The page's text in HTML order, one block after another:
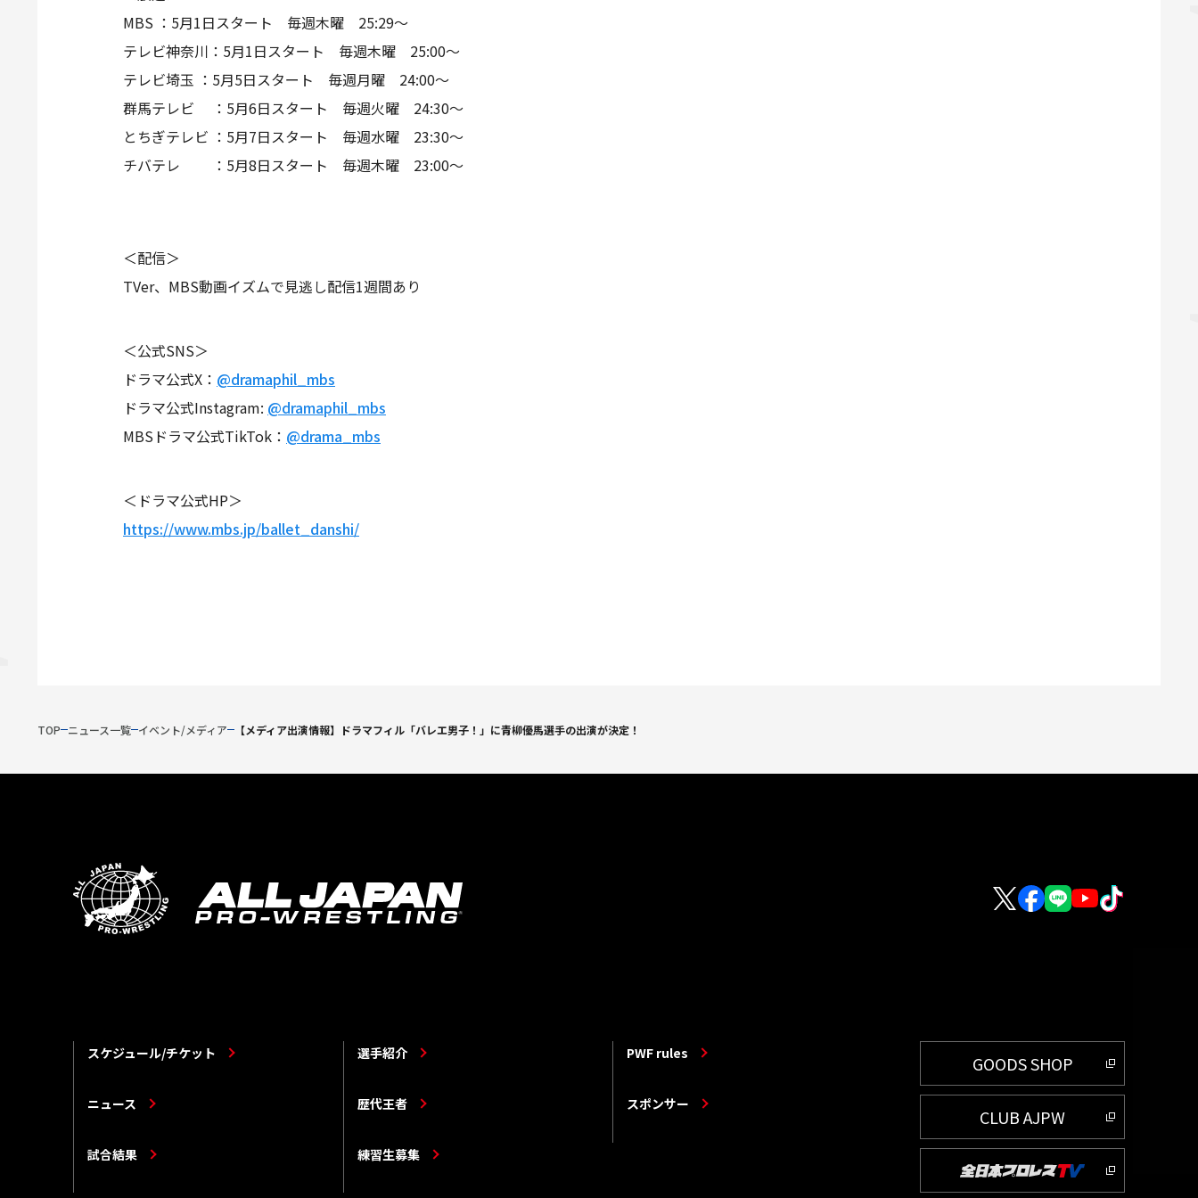
MBS ：5月1日スタート 毎週木曜 25:29～
テレビ神奈川：5月1日スタート 毎週木曜 25:00〜
テレビ埼⽟ ：5月5日スタート 毎週月曜 24:00～
群⾺テレビ ：5月6日スタート 毎週火曜 24:30～
とちぎテレビ ：5月7日スタート 毎週水曜 23:30～
チバテレ ：5月8日スタート 毎週木曜 23:00～
＜配信＞
TVer、MBS動画イズムで見逃し配信1週間あり
＜公式SNS＞
ドラマ公式X： @dramaphil_mbs
ドラマ公式Instagram: @dramaphil_mbs
MBSドラマ公式TikTok： @drama_mbs
＜ドラマ公式HP＞
https://www.mbs.jp/ballet_danshi/
TOP ニュース一覧 イベント/メディア 【メディア出演情報】ドラマフィル「バレエ男子！」に青柳優馬選手の出演が決定！
スケジュール/チケット 選手紹介 PWF rules
ニュース 歴代王者 スポンサー
試合結果 練習生募集
GOODS SHOP
CLUB AJPW